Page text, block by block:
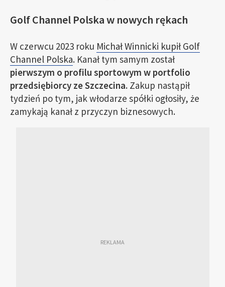
Golf Channel Polska w nowych rękach
W czerwcu 2023 roku Michał Winnicki kupił Golf
Channel Polska. Kanał tym samym został
pierwszym o profilu sportowym w portfolio
przedsiębiorcy ze Szczecina. Zakup nastąpił
tydzień po tym, jak włodarze spółki ogłosiły, że
zamykają kanał z przyczyn biznesowych.